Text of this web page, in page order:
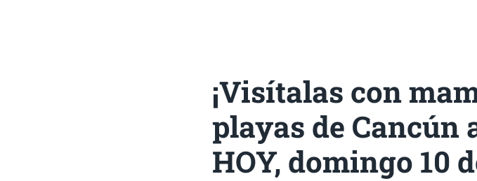
¡Visítalas con
playas de Cancún
HOY, domingo 10